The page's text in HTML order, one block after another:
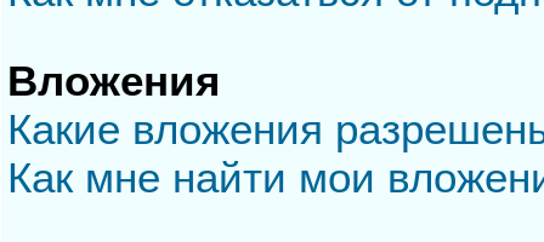
Вложения
Какие вложения
Как мне найти мои